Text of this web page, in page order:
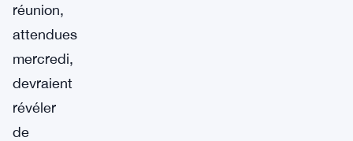
réunion,
attendues
mercredi,
devraient
révéler
de